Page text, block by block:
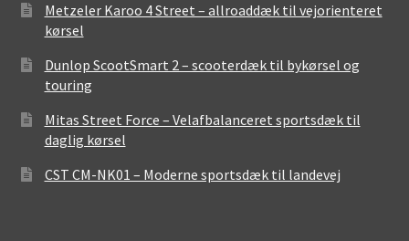
Metzeler Karoo 4 Street – allroaddæk til vejorienteret
kørsel
Dunlop ScootSmart 2 – scooterdæk til bykørsel og
touring
Mitas Street Force – Velafbalanceret sportsdæk til
daglig kørsel
CST CM-NK01 – Moderne sportsdæk til landevej